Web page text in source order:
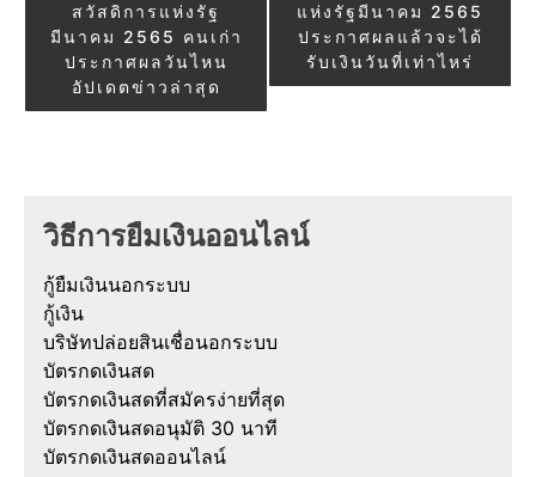
navigation
สวัสดิการแห่งรัฐ
มีนาคม 2565 คนเก่า
ประกาศผลวันไหน
อัปเดตข่าวล่าสุด
แห่งรัฐมีนาคม 2565
ประกาศผลแล้วจะได้
รับเงินวันที่เท่าไหร่
วิธีการยืมเงินออนไลน์
กู้ยืมเงินนอกระบบ
กู้เงิน
บริษัทปล่อยสินเชื่อนอกระบบ
บัตรกดเงินสด
บัตรกดเงินสดที่สมัครง่ายที่สุด
บัตรกดเงินสดอนุมัติ 30 นาที
บัตรกดเงินสดออนไลน์